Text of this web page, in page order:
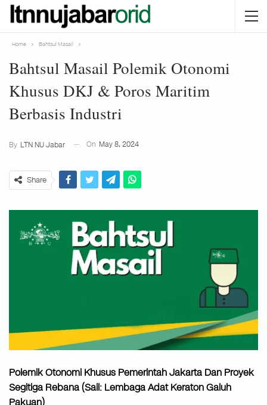
Home Bahtsul Masail
Bahtsul Masail Polemik Otonomi
Khusus DKJ & Poros Maritim
Berbasis Industri
By LTN NU Jabar On May 8, 2024
Share
Polemik Otonomi Khusus Pemerintah Jakarta Dan Proyek
Segitiga Rebana (Sail: Lembaga Adat Keraton Galuh